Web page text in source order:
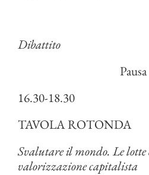
Dibattito
Pausa
16.30-18.30
TAVOLA ROTONDA
Svalutare il mondo. Le lotte
valorizzazione capitalista